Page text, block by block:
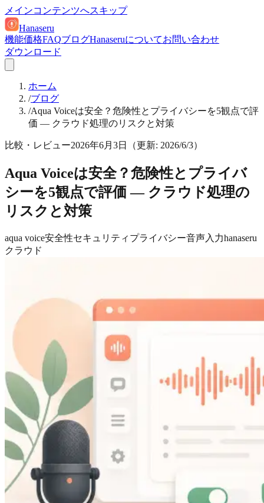
メインコンテンツへスキップ
Hanaseru
機能価格FAQブログHanaseruについてお問い合わせ
ダウンロード
ホーム
/ブログ
/Aqua Voiceは安全？危険性とプライバシーを5観点で評
価 — クラウド処理のリスクと対策
比較・レビュー2026年6月3日 （更新: 2026/6/3）
Aqua Voiceは安全？危険性とプライバ
シーを5観点で評価 — クラウド処理の
リスクと対策
aqua voice安全性セキュリティ プライバシー音声入力hanaseru
クラウド